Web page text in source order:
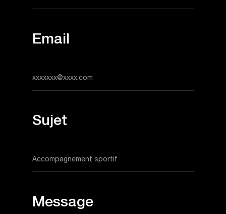
Email
Sujet
Message